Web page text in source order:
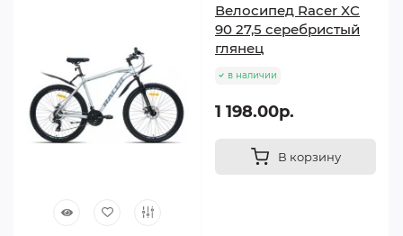
Велосипед Racer XC
90 27,5 серебристый
глянец
в наличии
1 198.00р.
В корзину